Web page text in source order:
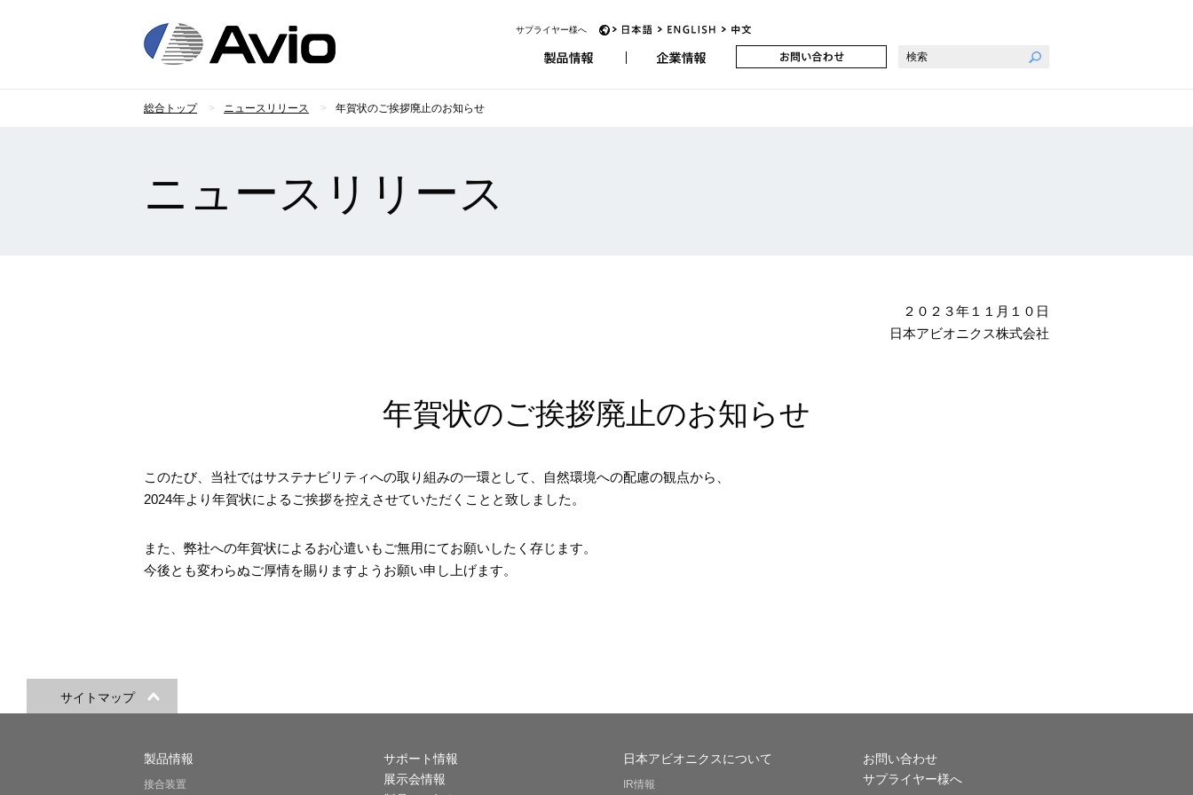
サプライヤー様へ JP EN
総合トップ ニュースリリース 年賀状のご挨拶廃止のお知らせ
ニュースリリース
２０２３年１１月１０日
日本アビオニクス株式会社
年賀状のご挨拶廃止のお知らせ
このたび、当社ではサステナビリティへの取り組みの一環として、自然環境への配慮の観点から、
2024年より年賀状によるご挨拶を控えさせていただくことと致しました。
また、弊社への年賀状によるお心遣いもご無用にてお願いしたく存じます。
今後とも変わらぬご厚情を賜りますようお願い申し上げます。
サイトマップ
製品情報
接合装置
サポート情報
展示会情報
日本アビオニクスについて
IR情報
お問い合わせ
サプライヤー様へ